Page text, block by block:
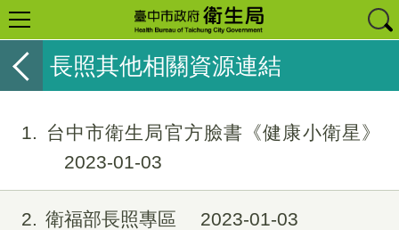
長照其他相關資源連結
1
台中市衛生局官方臉書《健康小衛星》
2023-01-03
2 衛福部長照專區 2023-01-03